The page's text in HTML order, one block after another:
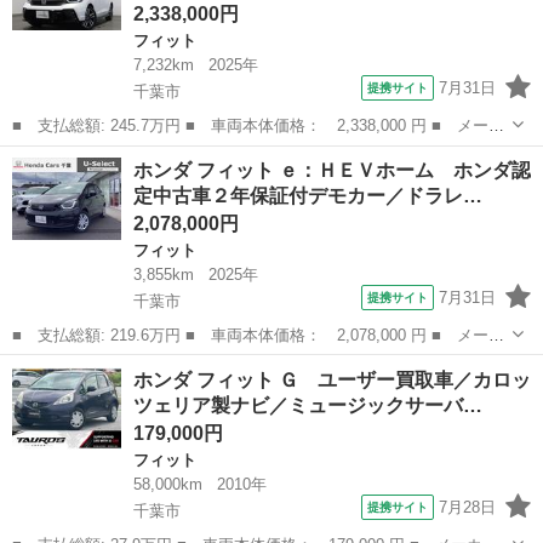
2,338,000円
フィット
7,232km
2025年
千葉市
提携サイト 7月31日
■ 支払総額: 245.7万円 ■ 車両本体価格： 2,338,000 円 ■ メーカ
ー名： ホンダ ■ 車種名： フィット ■ グレード名： ｅ：ＨＥ
ＶＲＳ 認定中古車 ２年保証付 ナビ Ｂカメラ ＥＴＣ 運
転支援 ...
千葉 千葉市 フィット
ホンダ フィット ｅ：ＨＥＶホーム ホンダ認
定中古車２年保証付デモカー／ドラレ…
2,078,000円
フィット
3,855km
2025年
千葉市
提携サイト 7月31日
■ 支払総額: 219.6万円 ■ 車両本体価格： 2,078,000 円 ■ メーカ
ー名： ホンダ ■ 車種名： フィット ■ グレード名： ｅ：ＨＥ
Ｖホーム ホンダ認定中古車２年保証付デモカー／ドラレコ前／メモ
リーナビ...
千葉 千葉市 フィット
ホンダ フィット Ｇ ユーザー買取車／カロッ
ツェリア製ナビ／ミュージックサーバ…
179,000円
フィット
58,000km
2010年
千葉市
提携サイト 7月28日